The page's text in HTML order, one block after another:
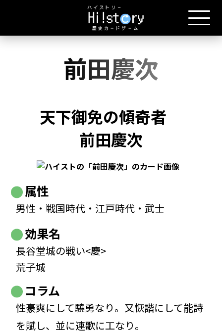
前田慶次
天下御免の傾奇者
前田慶次
属性
男性・戦国時代・江戸時代・武士
効果名
長谷堂城の戦い<慶>
荒子城
コラム
性豪爽にして驍勇なり。又恢諧にして能詩
を賦し、並に連歌に工なり。